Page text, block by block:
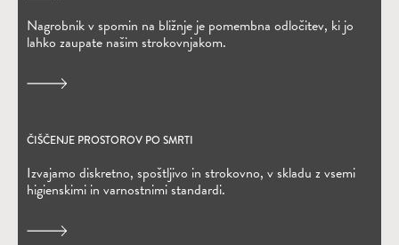
Nagrobnik v spomin na bližnje je pomembna odločitev, ki jo
lahko zaupate našim strokovnjakom.
ČIŠČENJE PROSTOROV PO SMRTI
Izvajamo diskretno, spoštljivo in strokovno, v skladu z vsemi
higienskimi in varnostnimi standardi.